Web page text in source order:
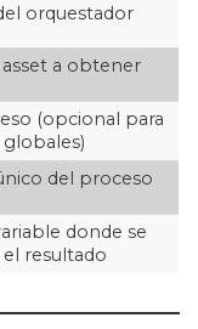
orquestador
a obtener
(opcional para
globales)
del proceso
donde se
el resultado